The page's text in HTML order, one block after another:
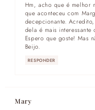
Hm, acho que é melhor
que aconteceu com
decepcionante.
dela é mais
Espero que goste! Mas
Beijo.
RESPONDER
Mary